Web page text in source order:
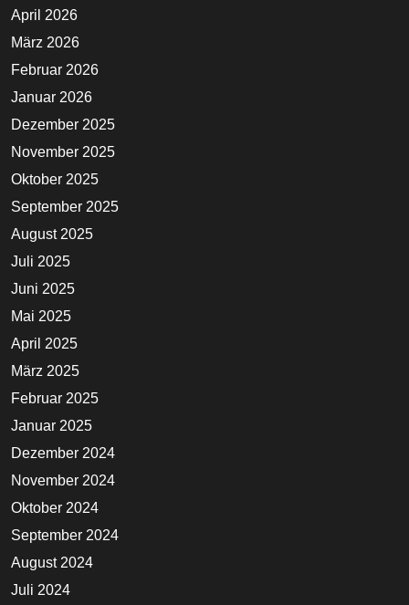
April 2026
März 2026
Februar 2026
Januar 2026
Dezember 2025
November 2025
Oktober 2025
September 2025
August 2025
Juli 2025
Juni 2025
Mai 2025
April 2025
März 2025
Februar 2025
Januar 2025
Dezember 2024
November 2024
Oktober 2024
September 2024
August 2024
Juli 2024